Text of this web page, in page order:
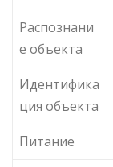
Распознани
е объекта
Идентифика
ция объекта
Питание